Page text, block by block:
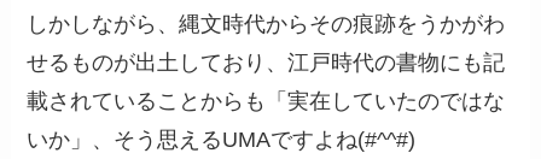
しかしながら、縄文時代からその痕跡をうかがわ
せるものが出土しており、江戸時代の書物にも記
載されていることからも「実在していたのではな
いか」、そう思えるUMAですよね(#^^#)